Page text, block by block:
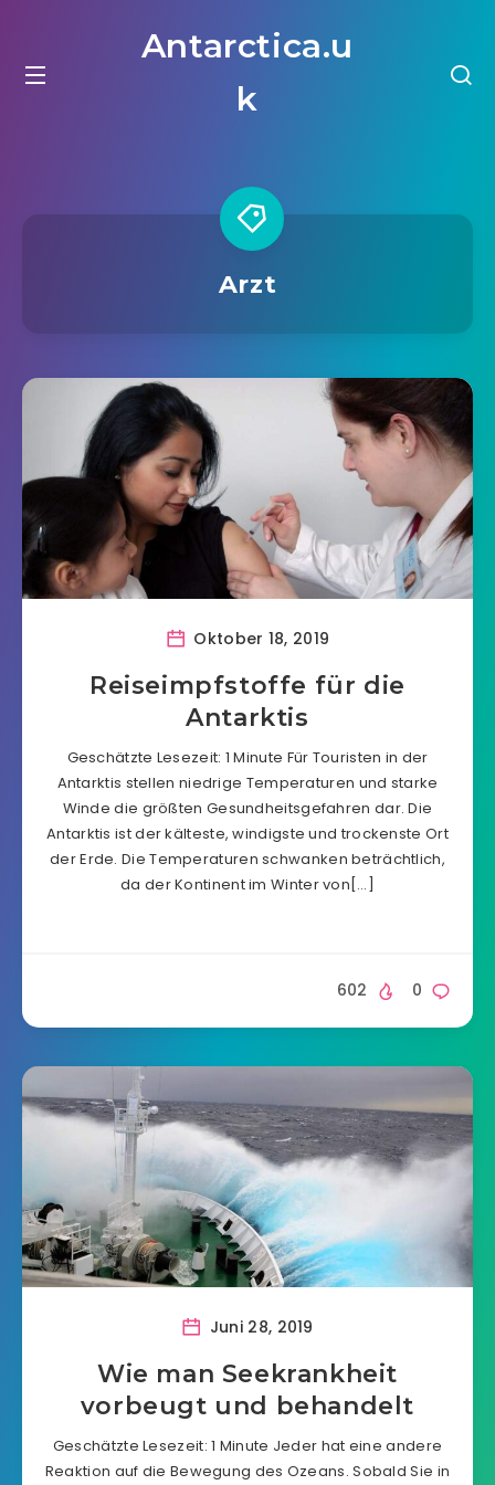
Antarctica.u
k
Arzt
Oktober 18, 2019
Reiseimpfstoffe für die
Antarktis
Geschätzte Lesezeit: 1 Minute Für Touristen in der
Antarktis stellen niedrige Temperaturen und starke
Winde die größten Gesundheitsgefahren dar. Die
Antarktis ist der kälteste, windigste und trockenste Ort
der Erde. Die Temperaturen schwanken beträchtlich,
da der Kontinent im Winter von[…]
0
602
Juni 28, 2019
Wie man Seekrankheit
vorbeugt und behandelt
Geschätzte Lesezeit: 1 Minute Jeder hat eine andere
Reaktion auf die Bewegung des Ozeans. Sobald Sie in